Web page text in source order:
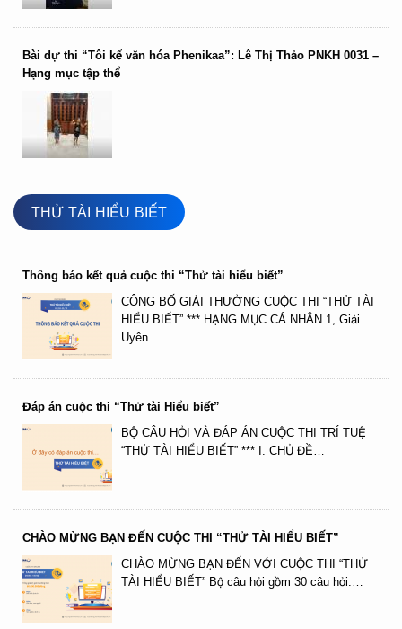
Bài dự thi “Tôi kể văn hóa Phenikaa”: Lê Thị Thảo PNKH 0031 –
Hạng mục tập thể
THỬ TÀI HIỂU BIẾT
Thông báo kết quả cuộc thi “Thử tài hiểu biết”
CÔNG BỐ GIẢI THƯỞNG CUỘC THI “THỬ TÀI
HIỂU BIẾT” *** HẠNG MỤC CÁ NHÂN 1, Giải
Uyên…
Đáp án cuộc thi “Thử tài Hiểu biết”
BỘ CÂU HỎI VÀ ĐÁP ÁN CUỘC THI TRÍ TUỆ
“THỬ TÀI HIỂU BIẾT” *** I. CHỦ ĐỀ…
CHÀO MỪNG BẠN ĐẾN CUỘC THI “THỬ TÀI HIỂU BIẾT”
CHÀO MỪNG BẠN ĐẾN VỚI CUỘC THI “THỬ
TÀI HIỂU BIẾT” Bộ câu hỏi gồm 30 câu hỏi:…